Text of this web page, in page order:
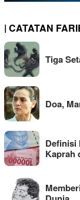
| CATATAN
Tiga
Doa,
Definisi
Kaprah